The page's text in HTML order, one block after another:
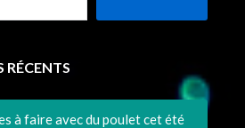
RÉCENTS
à faire avec du poulet cet été